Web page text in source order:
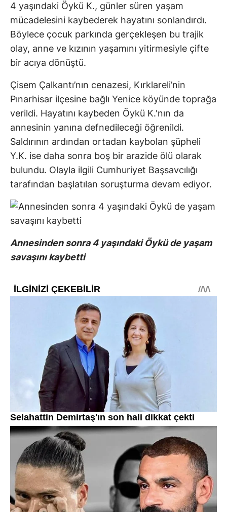
4 yaşındaki Öykü K., günler süren yaşam
mücadelesini kaybederek hayatını sonlandırdı.
Böylece çocuk parkında gerçekleşen bu trajik
olay, anne ve kızının yaşamını yitirmesiyle çifte
bir acıya dönüştü.
Çisem Çalkantı’nın cenazesi, Kırklareli’nin
Pınarhisar ilçesine bağlı Yenice köyünde toprağa
verildi. Hayatını kaybeden Öykü K.'nın da
annesinin yanına defnedileceği öğrenildi.
Saldırının ardından ortadan kaybolan şüpheli
Y.K. ise daha sonra boş bir arazide ölü olarak
bulundu. Olayla ilgili Cumhuriyet Başsavcılığı
tarafından başlatılan soruşturma devam ediyor.
Annesinden sonra 4 yaşındaki Öykü de yaşam
savaşını kaybetti